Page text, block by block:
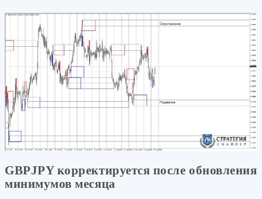
GBPJPY корректируется после обновления
минимумов месяца